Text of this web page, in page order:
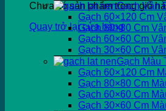
Chưa có sản phẩm trong giỏ
Quay trở lại cửa hàng
Gạch Vân
Gạch 60×120 Cm
Gạch 80×80 Cm
Gạch 60×60 Cm
Gạch 30×60 Cm
Gạch Màu
Gạch 60×120 Cm
Gạch 80×80 Cm
Gạch 60×60 Cm
Gạch 30×60 Cm